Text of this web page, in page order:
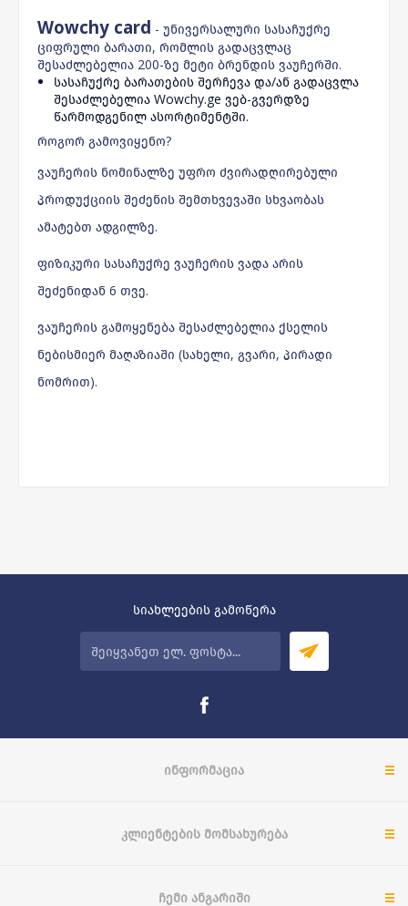
Wowchy card - უნივერსალური სასაჩუქრე
ციფრული ბარათი, რომლის გადაცვლაც
შესაძლებელია 200-ზე მეტი ბრენდის ვაუჩერში.
სასაჩუქრე ბარათების შერჩევა და/ან გადაცვლა
შესაძლებელია Wowchy.ge ვებ-გვერდზე
წარმოდგენილ ასორტიმენტში.
როგორ გამოვიყენო?
ვაუჩერის ნომინალზე უფრო ძვირადღირებული
პროდუქციის შეძენის შემთხვევაში სხვაობას
ამატებთ ადგილზე.
ფიზიკური სასაჩუქრე ვაუჩერის ვადა არის
შეძენიდან 6 თვე.
ვაუჩერის გამოყენება შესაძლებელია ქსელის
ნებისმიერ მაღაზიაში (სახელი, გვარი, პირადი
ნომრით).
სიახლეების გამოწერა
ᲘᲜᲤᲝᲠᲛᲐᲪᲘᲐ
ᲙᲚᲘᲔᲜᲢᲔᲑᲘᲡ ᲛᲝᲛᲡᲐᲮᲣᲠᲔᲑᲐ
ᲩᲔᲛᲘ ᲐᲜᲒᲐᲠᲘᲨᲘ